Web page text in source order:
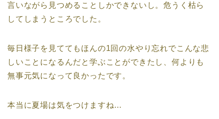
言いながら見つめることしかできないし。危うく枯ら
してしまうところでした。
毎日様子を見ててもほんの1回の水やり忘れでこんな悲
しいことになるんだと学ぶことができたし、何よりも
無事元気になって良かったです。
本当に夏場は気をつけますね…